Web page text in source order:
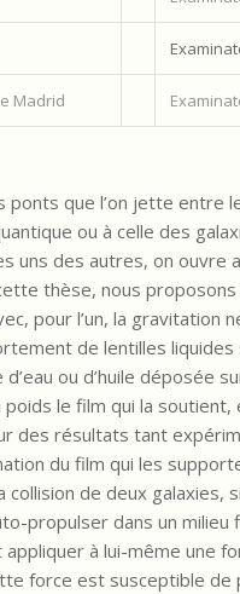
Madrid
ponts que l’on jette entre
ou à celle des
uns des autres, on ouvre
thèse, nous
pour l’un, la gravitation
de lentilles liquides
ou d’huile déposée
le film qui la
des résultats tant
du film qui les
de deux galaxies,
propulser dans un milieu
à lui-même une
force est susceptible de